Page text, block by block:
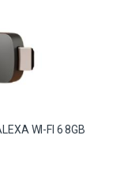
WI-FI 6 8GB